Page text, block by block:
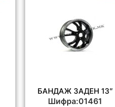
БАНДАЖ ЗАДЕН 13″
Шифра:01461